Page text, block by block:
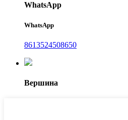
WhatsApp
WhatsApp
8613524508650
Вершина